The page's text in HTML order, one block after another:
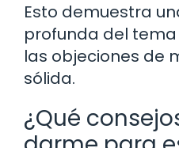
Esto demuestra
profunda del
las objeciones de
sólida.
¿Qué